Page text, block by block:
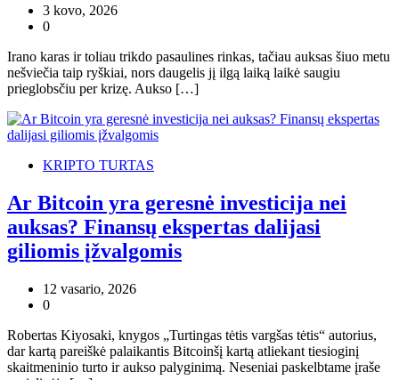
3 kovo, 2026
0
Irano karas ir toliau trikdo pasaulines rinkas, tačiau auksas šiuo metu
nešviečia taip ryškiai, nors daugelis jį ilgą laiką laikė saugiu
prieglobsčiu per krizę. Aukso […]
KRIPTO TURTAS
Ar Bitcoin yra geresnė investicija nei
auksas? Finansų ekspertas dalijasi
giliomis įžvalgomis
12 vasario, 2026
0
Robertas Kiyosaki, knygos „Turtingas tėtis vargšas tėtis“ autorius,
dar kartą pareiškė palaikantis Bitcoinšį kartą atliekant tiesioginį
skaitmeninio turto ir aukso palyginimą. Neseniai paskelbtame įraše